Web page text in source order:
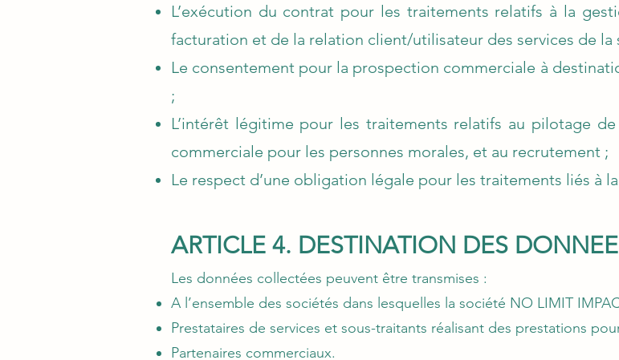
L’exécution du contrat pour les traitements relatifs à la
facturation et de la relation client/utilisateur des services de la
Le consentement pour la prospection commerciale à
;
L’intérêt légitime pour les traitements relatifs au pilotage
commerciale pour les personnes morales, et au recrutement ;
Le respect d’une obligation légale pour les traitements liés à
ARTICLE 4. DESTINATION DES
Les données collectées peuvent être transmises :
A l’ensemble des sociétés dans lesquelles la société NO LIMIT
Prestataires de services et sous-traitants réalisant des prestations
Partenaires commerciaux.